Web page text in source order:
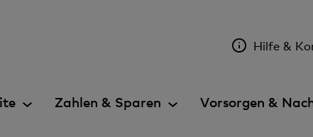
Hilfe &
Zahlen & Sparen Vorsorgen &